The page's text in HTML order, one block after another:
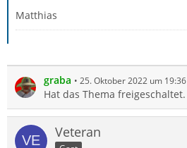
Matthias
graba 25. Oktober 2022 um 19:36
Hat das Thema freigeschaltet.
Veteran